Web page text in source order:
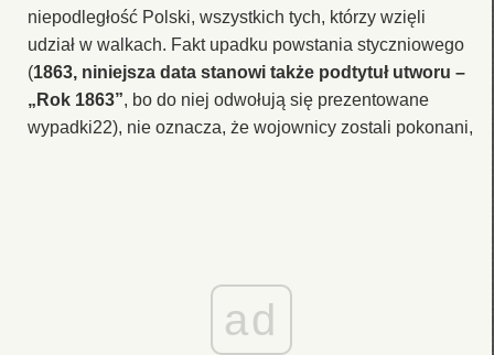
niepodległość Polski, wszystkich tych, którzy wzięli
udział w walkach. Fakt upadku powstania styczniowego
(1863, niniejsza data stanowi także podtytuł utworu –
„Rok 1863”, bo do niej odwołują się prezentowane
wypadki22), nie oznacza, że wojownicy zostali pokonani,
ad